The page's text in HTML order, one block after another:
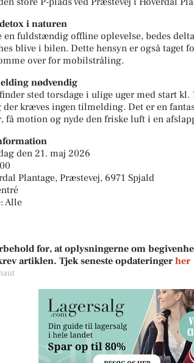
i naturen
en fuldstændig offline oplevelse, bedes
blive i bilen. Dette hensyn er også taget
over for mobilstråling.
nødvendig
sted torsdage i ulige uger med start
der kræves ingen tilmelding. Det er en
få motion og nyde den friske luft i en
den 21. maj 2026
Plantage, Præstevej, 6971 Spjald
Alle
for, at oplysningerne om
artiklen. Tjek seneste opdateringerher